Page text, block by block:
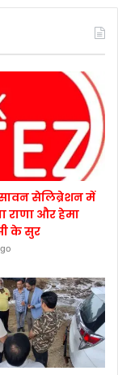
सेलिब्रेशन में
राणा और हेमा
के सुर